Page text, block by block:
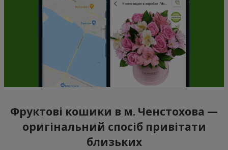
Фруктові кошики в м. Ченстохова —
оригінальний спосіб привітати
близьких